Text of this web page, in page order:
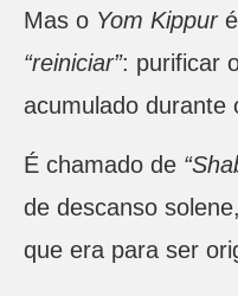
Mas o Yom Kippuré
“reiniciar”: purificar
acumulado durante
É chamado de
de descanso
que era para ser